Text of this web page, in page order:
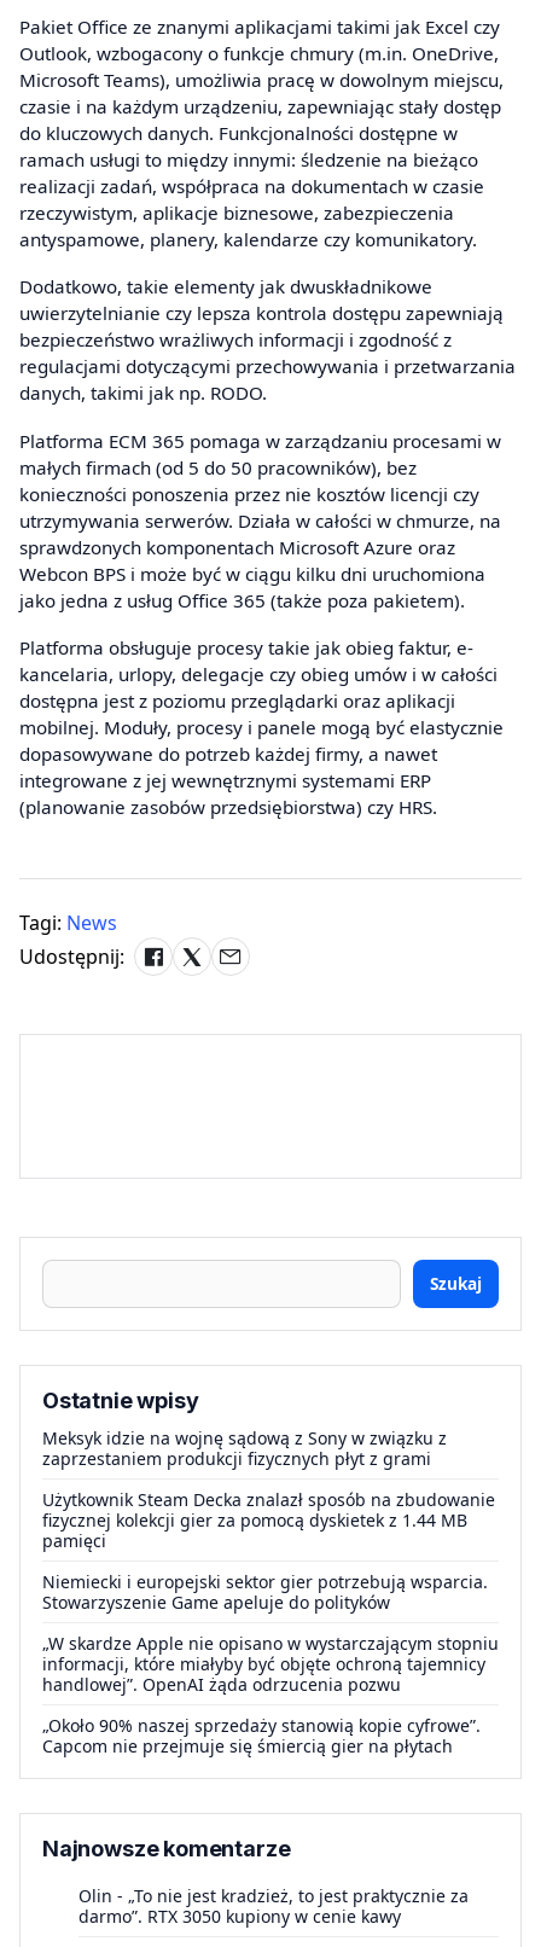
Pakiet Office ze znanymi aplikacjami takimi jak Excel czy
Outlook, wzbogacony o funkcje chmury (m.in. OneDrive,
Microsoft Teams), umożliwia pracę w dowolnym miejscu,
czasie i na każdym urządzeniu, zapewniając stały dostęp
do kluczowych danych. Funkcjonalności dostępne w
ramach usługi to między innymi: śledzenie na bieżąco
realizacji zadań, współpraca na dokumentach w czasie
rzeczywistym, aplikacje biznesowe, zabezpieczenia
antyspamowe, planery, kalendarze czy komunikatory.
Dodatkowo, takie elementy jak dwuskładnikowe
uwierzytelnianie czy lepsza kontrola dostępu zapewniają
bezpieczeństwo wrażliwych informacji i zgodność z
regulacjami dotyczącymi przechowywania i przetwarzania
danych, takimi jak np. RODO.
Platforma ECM 365 pomaga w zarządzaniu procesami w
małych firmach (od 5 do 50 pracowników), bez
konieczności ponoszenia przez nie kosztów licencji czy
utrzymywania serwerów. Działa w całości w chmurze, na
sprawdzonych komponentach Microsoft Azure oraz
Webcon BPS i może być w ciągu kilku dni uruchomiona
jako jedna z usług Office 365 (także poza pakietem).
Platforma obsługuje procesy takie jak obieg faktur, e-
kancelaria, urlopy, delegacje czy obieg umów i w całości
dostępna jest z poziomu przeglądarki oraz aplikacji
mobilnej. Moduły, procesy i panele mogą być elastycznie
dopasowywane do potrzeb każdej firmy, a nawet
integrowane z jej wewnętrznymi systemami ERP
(planowanie zasobów przedsiębiorstwa) czy HRS.
Tagi: News
Udostępnij:
Szukaj
Ostatnie wpisy
Meksyk idzie na wojnę sądową z Sony w związku z
zaprzestaniem produkcji fizycznych płyt z grami
Użytkownik Steam Decka znalazł sposób na zbudowanie
fizycznej kolekcji gier za pomocą dyskietek z 1.44 MB
pamięci
Niemiecki i europejski sektor gier potrzebują wsparcia.
Stowarzyszenie Game apeluje do polityków
„W skardze Apple nie opisano w wystarczającym stopniu
informacji, które miałyby być objęte ochroną tajemnicy
handlowej”. OpenAI żąda odrzucenia pozwu
„Około 90% naszej sprzedaży stanowią kopie cyfrowe”.
Capcom nie przejmuje się śmiercią gier na płytach
Najnowsze komentarze
Olin - „To nie jest kradzież, to jest praktycznie za
darmo”. RTX 3050 kupiony w cenie kawy